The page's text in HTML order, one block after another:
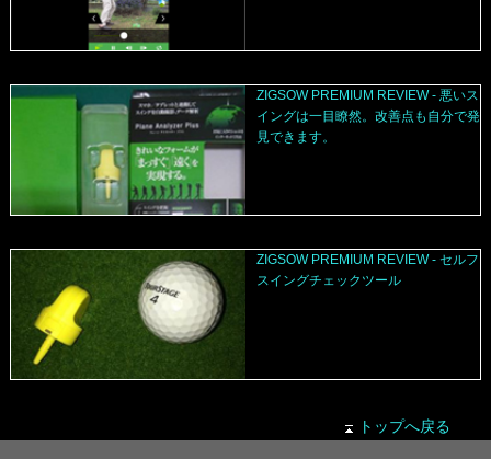
ZIGSOW PREMIUM REVIEW - 悪いス
イングは一目瞭然。改善点も自分で発
見できます。
ZIGSOW PREMIUM REVIEW - セルフ
スイングチェックツール
トップへ戻る